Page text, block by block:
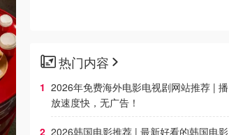
热门内容
2026年免费海外电影电视剧网站推荐 | 播
放速度快，无广告！
2026韩国电影推荐 | 最新好看的韩国电影